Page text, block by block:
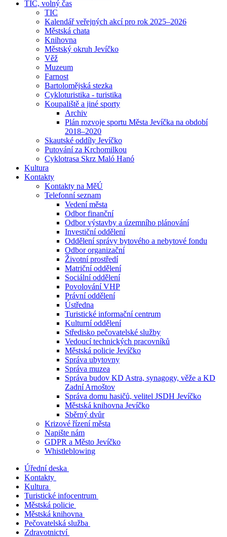
TIC, volný čas
TIC
Kalendář veřejných akcí pro rok 2025–2026
Městská chata
Knihovna
Městský okruh Jevíčko
Věž
Muzeum
Farnost
Bartolomějská stezka
Cykloturistika - turistika
Koupaliště a jiné sporty
Archiv
Plán rozvoje sportu Města Jevíčka na období
2018–2020
Skautské oddíly Jevíčko
Putování za Krchomilkou
Cyklotrasa Skrz Maló Hanó
Kultura
Kontakty
Kontakty na MěÚ
Telefonní seznam
Vedení města
Odbor finanční
Odbor výstavby a územního plánování
Investiční oddělení
Oddělení správy bytového a nebytové fondu
Odbor organizační
Životní prostředí
Matriční oddělení
Sociální oddělení
Povolování VHP
Právní oddělení
Ústředna
Turistické informační centrum
Kulturní oddělení
Středisko pečovatelské služby
Vedoucí technických pracovníků
Městská policie Jevíčko
Správa ubytovny
Správa muzea
Správa budov KD Astra, synagogy, věže a KD
Zadní Arnoštov
Správa domu hasičů, velitel JSDH Jevíčko
Městská knihovna Jevíčko
Sběrný dvůr
Krizové řízení města
Napište nám
GDPR a Město Jevíčko
Whistleblowing
Úřední deska
Kontakty
Kultura
Turistické infocentrum
Městská policie
Městská knihovna
Pečovatelská služba
Zdravotnictví